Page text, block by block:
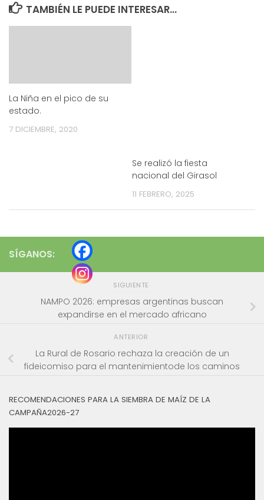
TAMBIÉN LE PUEDE INTERESAR...
La Niña en el pico de su
estado.
7 DICIEMBRE, 2020
Se realizó la fiesta
nacional del Girasol
11 FEBRERO, 2025
SÍGANOS:
SIGUIENTE
NAMPO 2026: empresas argentinas buscan
expandirse en el mercado africano
ANTERIOR
La Rural de Rosario rechaza la creación de un
fideicomiso para el mantenimientode los caminos
RECOMENDACIONES PARA LA SIEMBRA DE MAÍZ DE LA
CAMPAÑA2026-27